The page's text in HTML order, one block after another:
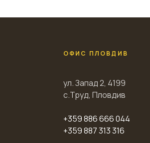
ОФИС ПЛОВДИВ
ул. Запад 2, 4199
с.Труд, Пловдив
+359 886 666 044
+359 887 313 316